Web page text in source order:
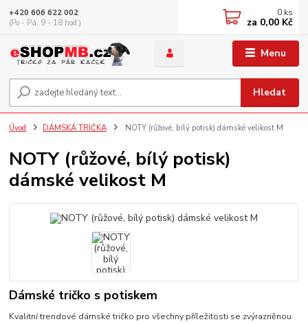
Menu
Hledat
+420 606 622 002
(Po - Pá, 9 - 18 hod.)
0 ks
za 0,00 Kč
Úvod DÁMSKÁ TRIČKA NOTY (růžové, bílý potisk) dámské velikost M
NOTY (růžové, bílý potisk)
dámské velikost M
Dámské tričko s potiskem
Kvalitní trendové dámské tričko pro všechny příležitosti se zvýrazněnou